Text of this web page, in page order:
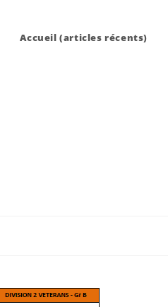
Accueil (articles récents)